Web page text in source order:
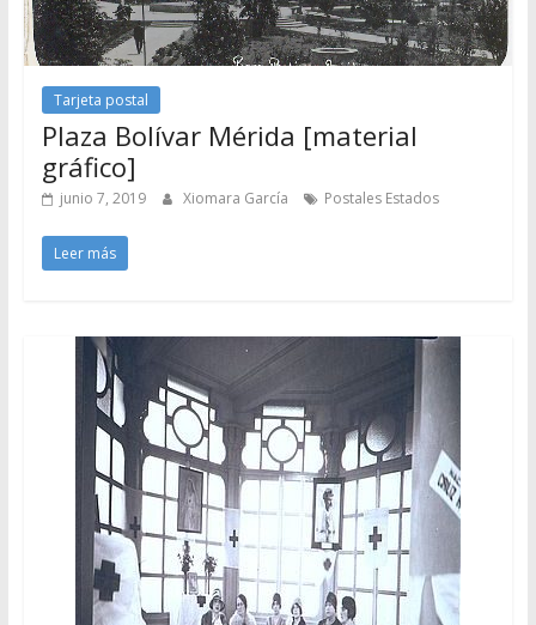
Tarjeta postal
Plaza Bolívar Mérida [material
gráfico]
junio 7, 2019 Xiomara García Postales Estados
Leer más